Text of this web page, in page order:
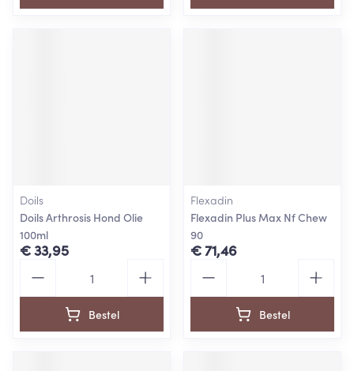
Doils
Doils Arthrosis Hond Olie
100ml
€ 33,95
Bestel
Flexadin
Flexadin Plus Max Nf Chew
90
€ 71,46
Bestel